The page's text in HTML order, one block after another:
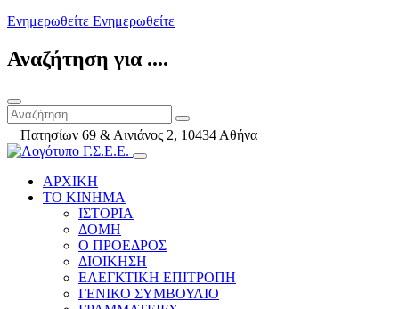
Ενημερωθείτε Ενημερωθείτε
Αναζήτηση για ....
Πατησίων 69 & Αινιάνος 2, 10434 Αθήνα
ΑΡΧΙΚΗ
ΤΟ ΚΙΝΗΜΑ
ΙΣΤΟΡΙΑ
ΔΟΜΗ
Ο ΠΡΟΕΔΡΟΣ
ΔΙΟΙΚΗΣΗ
ΕΛΕΓΚΤΙΚΗ ΕΠΙΤΡΟΠΗ
ΓΕΝΙΚΟ ΣΥΜΒΟΥΛΙΟ